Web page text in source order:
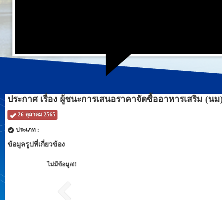
ประกาศ เรื่อง ผู้ชนะการเสนอราคาจัดซื้ออาหารเสริม (น
26 ตุลาคม 2565
ประเภท :
ข้อมูลรูปที่เกี่ยวข้อง
ไม่มีข้อมูล!!